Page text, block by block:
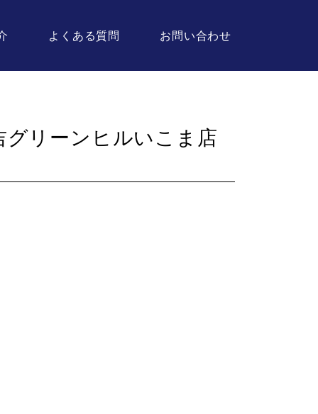
よくある質問 お問い合わせ
リーンヒルいこま店